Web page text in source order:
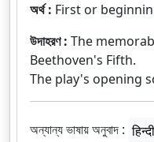
অর্থ : First or
উদাহরণ : The
Beethoven's Fifth.
The play's opening
অন্যান্য ভাষায় অনুবাদ : हिन्दी